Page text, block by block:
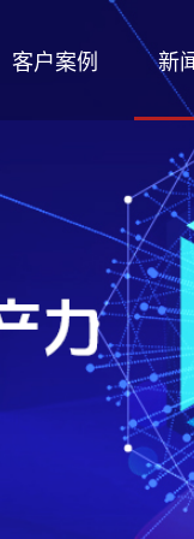
客户案例 新